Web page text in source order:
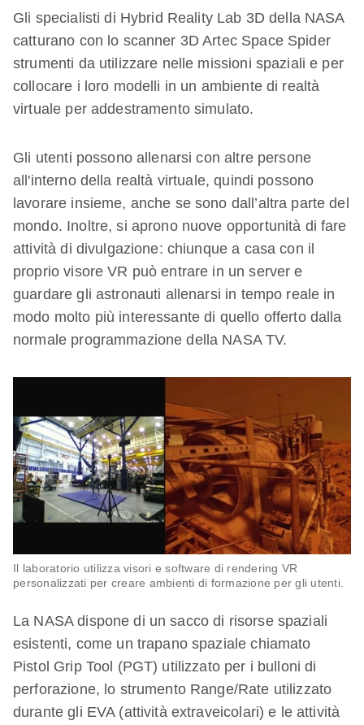
Gli specialisti di Hybrid Reality Lab 3D della NASA
catturano con lo scanner 3D Artec Space Spider
strumenti da utilizzare nelle missioni spaziali e per
collocare i loro modelli in un ambiente di realtà
virtuale per addestramento simulato.
Gli utenti possono allenarsi con altre persone
all'interno della realtà virtuale, quindi possono
lavorare insieme, anche se sono dall’altra parte del
mondo. Inoltre, si aprono nuove opportunità di fare
attività di divulgazione: chiunque a casa con il
proprio visore VR può entrare in un server e
guardare gli astronauti allenarsi in tempo reale in
modo molto più interessante di quello offerto dalla
normale programmazione della NASA TV.
Il laboratorio utilizza visori e software di rendering VR
personalizzati per creare ambienti di formazione per gli utenti.​
La NASA dispone di un sacco di risorse spaziali
esistenti, come un trapano spaziale chiamato
Pistol Grip Tool (PGT) utilizzato per i bulloni di
perforazione, lo strumento Range/Rate utilizzato
durante gli EVA (attività extraveicolari) e le attività